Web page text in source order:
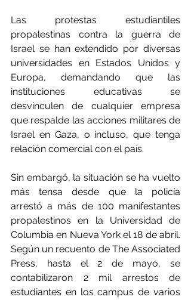
Las protestas estudiantiles
propalestinas contra la guerra de
Israel se han extendido por diversas
universidades en Estados Unidos y
Europa, demandando que las
instituciones educativas se
desvinculen de cualquier empresa
que respalde las acciones militares de
Israel en Gaza, o incluso, que tenga
relación comercial con el país.
Sin embargó, la situación se ha vuelto
más tensa desde que la policía
arrestó a más de 100 manifestantes
propalestinos en la Universidad de
Columbia en Nueva York el 18 de abril.
Según un recuento de The Associated
Press, hasta el 2 de mayo, se
contabilizaron 2 mil arrestos de
estudiantes en los campus de varios